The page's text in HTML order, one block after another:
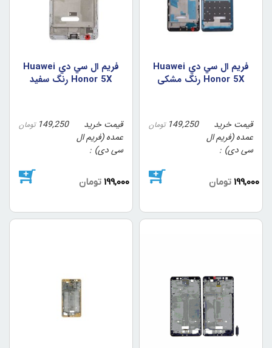
فريم ال سي دي Huawei
Honor 5X رنگ مشکي
قیمت خرید
عمده (فریم ال
سی دی)
149,250 تومان
199,000 تومان
فريم ال سي دي Huawei
Honor 5X رنگ سفيد
قیمت خرید
عمده (فریم ال
سی دی)
149,250 تومان
199,000 تومان